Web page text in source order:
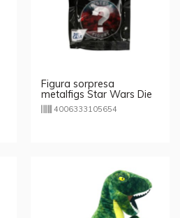
Figura sorpresa
metalfigs Star Wars Die
Cast4006333105654